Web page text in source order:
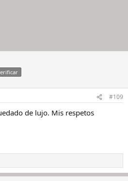
#109
de lujo. Mis respetos